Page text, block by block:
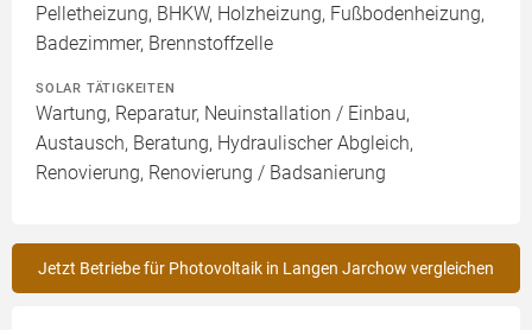
Pelletheizung, BHKW, Holzheizung, Fußbodenheizung,
Badezimmer, Brennstoffzelle
SOLAR TÄTIGKEITEN
Wartung, Reparatur, Neuinstallation / Einbau,
Austausch, Beratung, Hydraulischer Abgleich,
Renovierung, Renovierung / Badsanierung
Jetzt Betriebe für Photovoltaik in Langen Jarchow vergleichen